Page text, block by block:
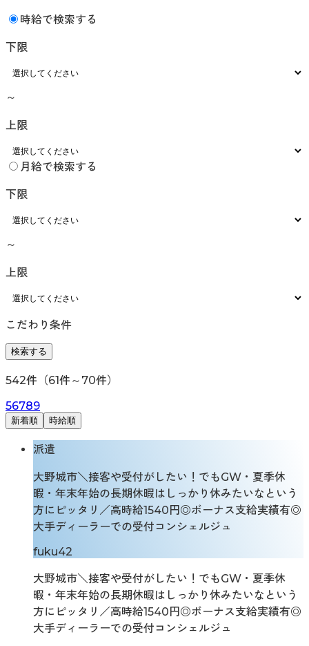
時給で検索する
下限
～
上限
月給で検索する
下限
～
上限
こだわり条件
検索する
542件（61件～ 70件）
56789
新着順 時給順
派遣
大野城市＼接客や受付がしたい！でもGW・夏季休
暇・年末年始の長期休暇はしっかり休みたいなという
方にピッタリ／高時給1540円◎ボーナス支給実績有◎
大手ディーラーでの受付コンシェルジュ
fuku42
大野城市＼接客や受付がしたい！でもGW・夏季休
暇・年末年始の長期休暇はしっかり休みたいなという
方にピッタリ／高時給1540円◎ボーナス支給実績有◎
大手ディーラーでの受付コンシェルジュ